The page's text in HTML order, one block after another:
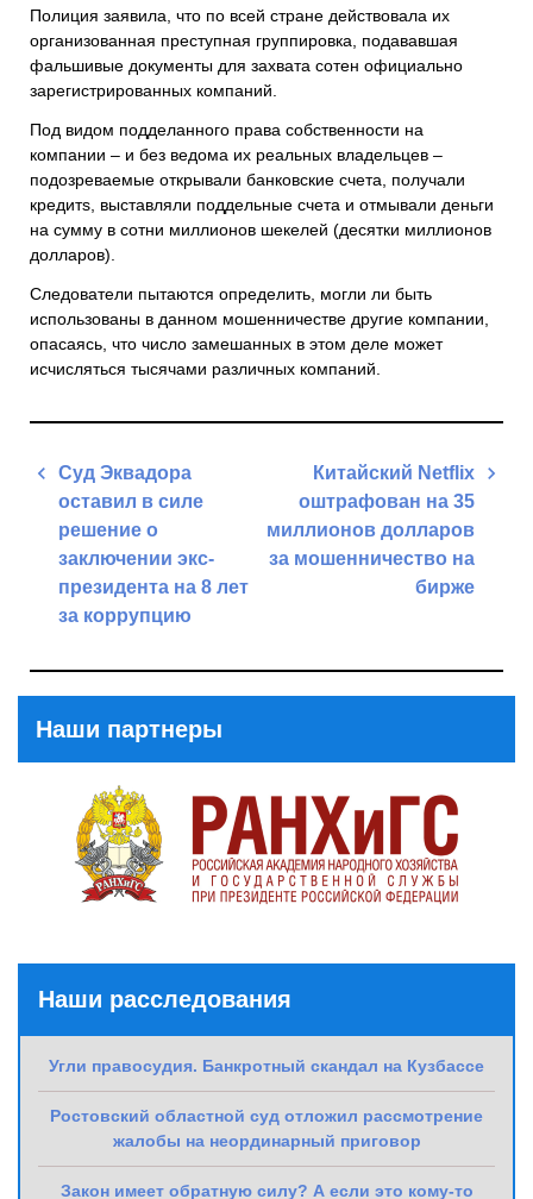
Полиция заявила, что по всей стране действовала их
организованная преступная группировка, подававшая
фальшивые документы для захвата сотен официально
зарегистрированных компаний.
Под видом подделанного права собственности на
компании – и без ведома их реальных владельцев –
подозреваемые открывали банковские счета, получали
кредитs, выставляли поддельные счета и отмывали деньги
на сумму в сотни миллионов шекелей (десятки миллионов
долларов).
Следователи пытаются определить, могли ли быть
использованы в данном мошенничестве другие компании,
опасаясь, что число замешанных в этом деле может
исчисляться тысячами различных компаний.
Навигация
записям
Суд Эквадора
оставил в силе
решение о
заключении экс-
президента на 8 лет
за коррупцию
Китайский Netflix
оштрафован на 35
миллионов долларов
за мошенничество на
бирже
Наши партнеры
Наши расследования
Угли правосудия. Банкротный скандал на Кузбассе
Ростовский областной суд отложил рассмотрение
жалобы на неординарный приговор
Закон имеет обратную силу? А если это кому-то